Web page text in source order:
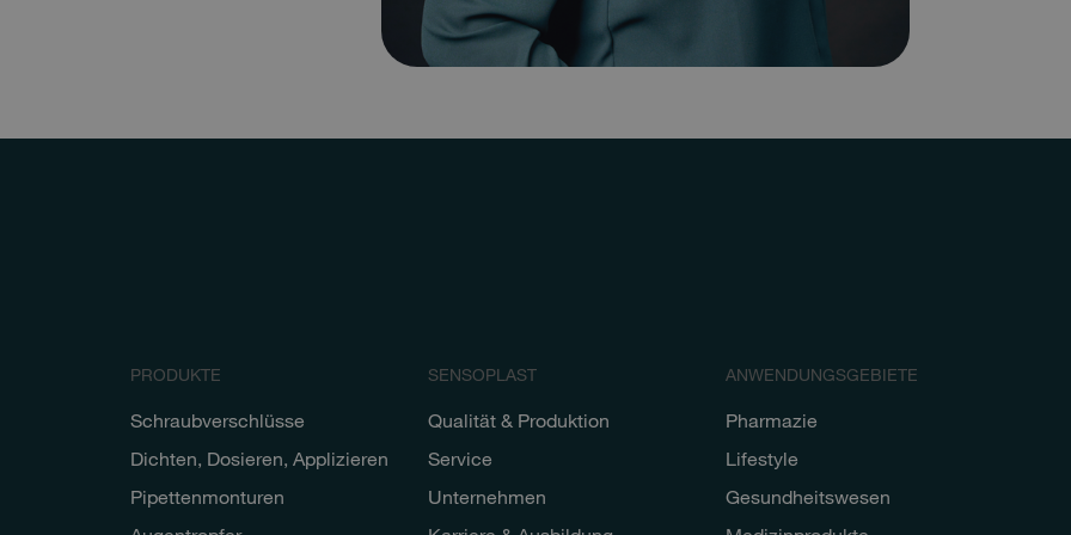
PRODUKTE
Schraubverschlüsse
Dichten, Dosieren, Applizieren
Pipettenmonturen
SENSOPLAST
Qualität & Produktion
Service
Unternehmen
ANWENDUNGSGEBIETE
Pharmazie
Lifestyle
Gesundheitswesen